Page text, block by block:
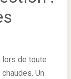
de toute
Un